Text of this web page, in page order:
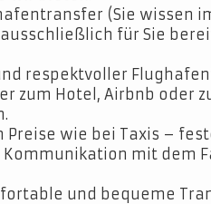
(Sie wissen
für Sie
respektvoller
zum Hotel, Airbnb oder
Preise wie bei Taxis –
Kommunikation mit dem
und bequeme